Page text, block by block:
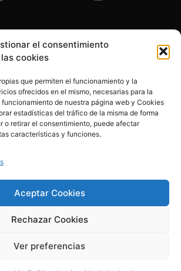
el consentimiento
cookies
que permiten el funcionamiento y la
ofrecidos en el mismo, necesarias para la
de nuestra página web y Cookies
estadísticas del tráfico de la misma de forma
o retirar el consentimiento, puede afectar
características y funciones.
Aceptar Cookies
Rechazar Cookies
Ver preferencias
de ayudar
Alba Pérez. All Rights Reserved